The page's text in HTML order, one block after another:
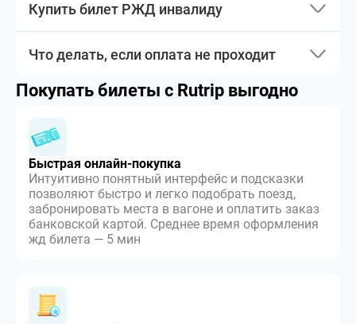
Купить билет РЖД инвалиду
Что делать, если оплата не проходит
Покупать билеты с Rutrip выгодно
Быстрая онлайн-покупка
Интуитивно понятный интерфейс и подсказки
позволяют быстро и легко подобрать поезд,
забронировать места в вагоне и оплатить заказ
банковской картой. Среднее время оформления
жд билета — 5 мин